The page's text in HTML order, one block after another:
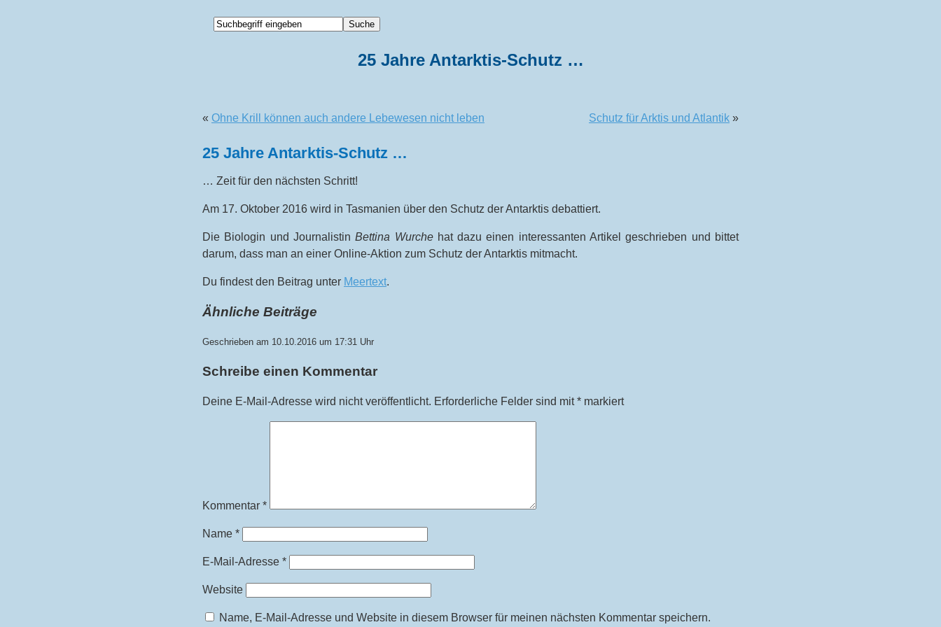
25 Jahre Antarktis-Schutz …
« Ohne Krill können auch andere Lebewesen nicht leben Schutz für Arktis und Atlantik »
25 Jahre Antarktis-Schutz …
… Zeit für den nächsten Schritt!
Am 17. Oktober 2016 wird in Tasmanien über den Schutz der Antarktis debattiert.
Die Biologin und JournalistinBettina Wurchehat dazu einen interessanten Artikel geschrieben und bittet
darum, dass man an einer Online-Aktion zum Schutz der Antarktis mitmacht.
Du findest den Beitrag unter Meertext.
Ähnliche Beiträge
Geschrieben am 10.10.2016 um 17:31 Uhr
Schreibe einen Kommentar
Deine E-Mail-Adresse wird nicht veröffentlicht. Erforderliche Felder sind mit* markiert
Kommentar *
Name *
E-Mail-Adresse *
Website
Name, E-Mail-Adresse und Website in diesem Browser für meinen nächsten Kommentar speichern.